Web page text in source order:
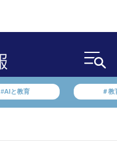
#AIと教育 ＃教